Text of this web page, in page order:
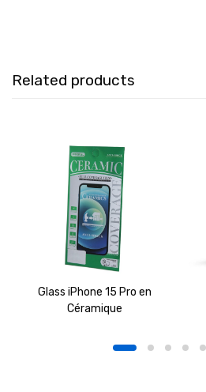
Related products
Glass iPhone 15 Pro en
Céramique